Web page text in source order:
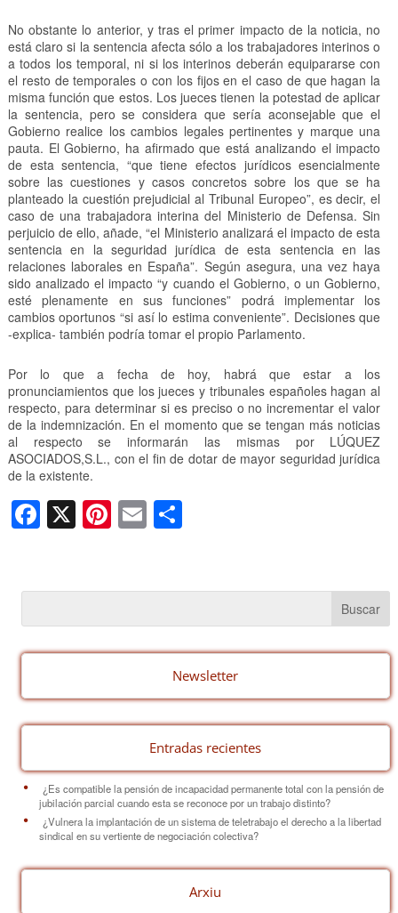
No obstante lo anterior, y tras el primer impacto de la noticia, no
está claro si la sentencia afecta sólo a los trabajadores interinos o
a todos los temporal, ni si los interinos deberán equipararse con
el resto de temporales o con los fijos en el caso de que hagan la
misma función que estos. Los jueces tienen la potestad de aplicar
la sentencia, pero se considera que sería aconsejable que el
Gobierno realice los cambios legales pertinentes y marque una
pauta. El Gobierno, ha afirmado que está analizando el impacto
de esta sentencia, “que tiene efectos jurídicos esencialmente
sobre las cuestiones y casos concretos sobre los que se ha
planteado la cuestión prejudicial al Tribunal Europeo”, es decir, el
caso de una trabajadora interina del Ministerio de Defensa. Sin
perjuicio de ello, añade, “el Ministerio analizará el impacto de esta
sentencia en la seguridad jurídica de esta sentencia en las
relaciones laborales en España”. Según asegura, una vez haya
sido analizado el impacto “y cuando el Gobierno, o un Gobierno,
esté plenamente en sus funciones” podrá implementar los
cambios oportunos “si así lo estima conveniente”. Decisiones que
-explica- también podría tomar el propio Parlamento.
Por lo que a fecha de hoy, habrá que estar a los
pronunciamientos que los jueces y tribunales españoles hagan al
respecto, para determinar si es preciso o no incrementar el valor
de la indemnización. En el momento que se tengan más noticias
al respecto se informarán las mismas por LÚQUEZ
ASOCIADOS,S.L., con el fin de dotar de mayor seguridad jurídica
de la existente.
F
a
e
b
o
k
X Pi
nt
e
st
E
m
C
p
ar
tir
Newsletter
Entradas recientes
¿Es compatible la pensión de incapacidad permanente total con la pensión de
jubilación parcial cuando esta se reconoce por un trabajo distinto?
¿Vulnera la implantación de un sistema de teletrabajo el derecho a la libertad
sindical en su vertiente de negociación colectiva?
Arxiu